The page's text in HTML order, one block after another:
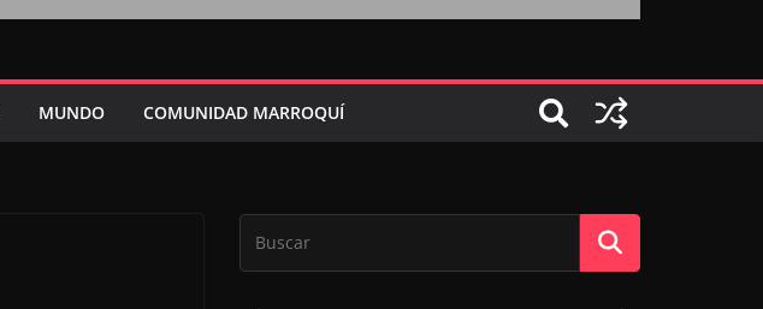
MUNDO COMUNIDAD MARROQUÍ